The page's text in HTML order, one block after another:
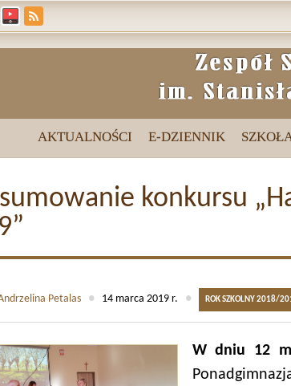
AKTUALNOŚCI E-DZIENNIK
konkursu
Petalas ● 14 marca 2019 r. ● ROK SZKOLNY 2018/
W dniu 12